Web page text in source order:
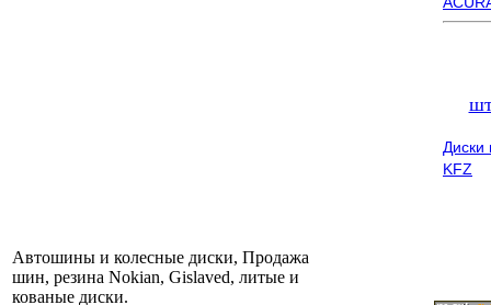
KFZ
Автошины и колесные диски, Продажа
шин, резина Nokian, Gislaved, литые и
кованые диски.